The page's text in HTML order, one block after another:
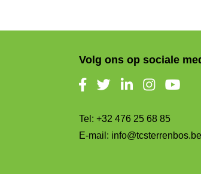
Volg ons op sociale
Tel: +32 476 25 68 85
E-mail: info@tcsterrenbos.be